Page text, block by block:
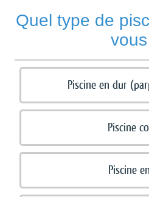
Quel type de
Piscine en dur
Piscine
Piscine